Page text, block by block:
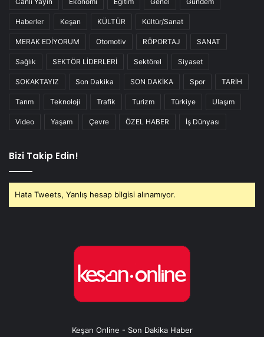
Haberler Keşan KÜLTÜR Kültür/Sanat
MERAK EDİYORUM Otomotiv RÖPORTAJ SANAT
Sağlık SEKTÖR LİDERLERİ Sektörel Siyaset
SOKAKTAYIZ Son Dakika SON DAKİKA Spor TARİH
Tarım Teknoloji Trafik Turizm Türkiye Ulaşım
Video Yaşam Çevre ÖZEL HABER İş Dünyası
Bizi Takip Edin!
Hata Tweets, Yanlış hesap bilgisi alınamıyor.
Keşan Online - Son Dakika Haber